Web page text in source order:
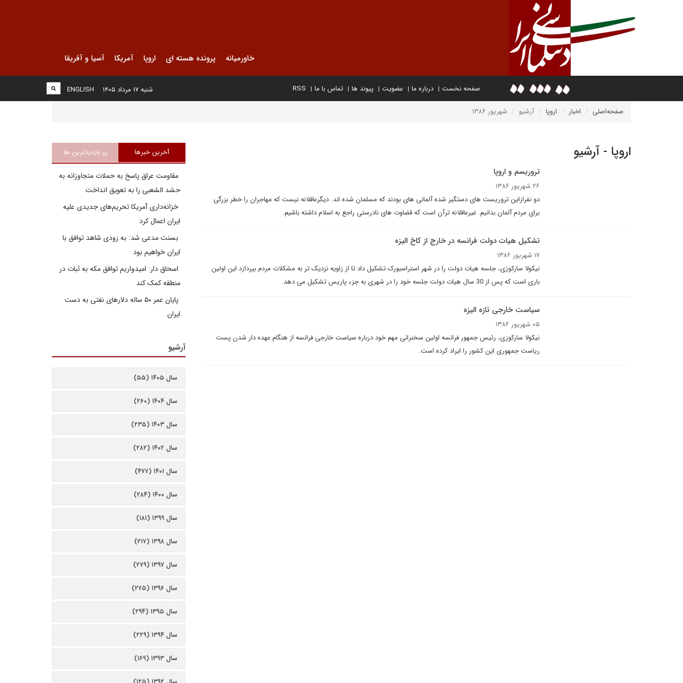
خاورمیانه پرونده هسته ای اروپا آمریکا آسیا و آفریقا
صفحه نخست درباره ما عضویت پیوند ها تماس با ما RSS
ENGLISH شنبه ۱۷ مرداد ۱۴۰۵
صفحه‌اصلی اخبار اروپا آرشیو شهریور ۱۳۸۶
اروپا - آرشیو
تروريسم و اروپا
۲۶ شهریور ۱۳۸۶
دو نفرازاین تروریست های دستگیر شده آلمانی های بودند که مسلمان شده اند. دیگرعاقلانه نیست که مهاجران را خطر بزرگى
براى مردم آلمان بدانیم. غیرعاقلانه ترآن است که قضاوت های نادرستی راجع به اسلام داشته باشیم.
تشکیل هیات دولت فرانسه در خارج از کاخ الیزه
۱۷ شهریور ۱۳۸۶
نیکولا سارکوزی، جلسه هیات دولت را در شهر استراسبورک تشکیل داد تا از زاویه نزدیک تر به مشکلات مردم بپردازد.این اولین
باری است که پس از 30 سال هیات دولت جلسه خود را در شهری به جزء پاریس تشکیل می دهد.
سیاست خارجی تازه الیزه
۰۵ شهریور ۱۳۸۶
نیکولا سارکوزی، رئیس جمهور فرانسه اولین سخنرانی مهم خود درباره سیاست خارجی فرانسه از هنگام عهده دار شدن پست
ریاست جمهوری این کشور را ایراد کرده است.
آخرین خبرها پر بازدیدترین ها
مقاومت عراق پاسخ به حملات متجاوزانه به
حشد الشعبی را به تعویق انداخت
خزانه‌داری آمریکا تحریم‌های جدیدی علیه
ایران اعمال کرد
بسنت مدعی شد: به زودی شاهد توافق با
ایران خواهیم بود
اسحاق دار: امیدواریم توافق مکه به ثبات در
منطقه کمک کند
پایان عمر ۵۰ ساله دلارهای نفتی به دست
ایران
آرشیو
سال ۱۴۰۵ (۵۵)
سال ۱۴۰۴ (۲۶۰)
سال ۱۴۰۳ (۲۳۵)
سال ۱۴۰۲ (۲۸۲)
سال ۱۴۰۱ (۴۷۷)
سال ۱۴۰۰ (۲۸۴)
سال ۱۳۹۹ (۱۸۱)
سال ۱۳۹۸ (۲۱۷)
سال ۱۳۹۷ (۲۷۹)
سال ۱۳۹۶ (۲۷۵)
سال ۱۳۹۵ (۲۹۴)
سال ۱۳۹۴ (۲۲۹)
سال ۱۳۹۳ (۱۶۹)